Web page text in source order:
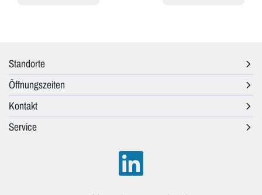
Standorte
Öffnungszeiten
Kontakt
Service